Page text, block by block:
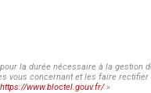
la durée nécessaire à la gestion
concernant et les faire rectifier
https://www.bloctel.gouv.fr/»